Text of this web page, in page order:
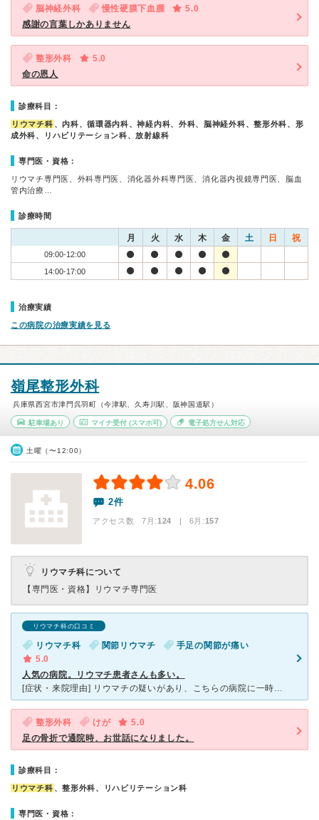
脳神経外科 慢性硬膜下血腫
5.0
感謝の言葉しかありません
整形外科
5.0
命の恩人
診療科目：
リウマチ科 、内科、循環器内科、神経内科、外科、脳神経外科、整形外科、形
成外科、リハビリテーション科、放射線科
専門医・資格：
リウマチ専門医、外科専門医、消化器外科専門医、消化器内視鏡専門医、脳血
管内治療…
診療時間
月 火 水 木 金 土 日 祝
09:00-12:00
14:00-17:00
治療実績
この病院の治療実績を見る
嶺尾整形外科
兵庫県西宮市津門呉羽町（今津駅、久寿川駅、阪神国道駅）
駐車場あり マイナ受付(スマホ可) 電子処方せん対応
土曜（〜12:00）
4.06
2件
アクセス数 7月:124 | 6月:157
リウマチ科について
【専門医・資格】
リウマチ専門医
リウマチ科の口コミ
リウマチ科 関節リウマチ
手足の関節が痛い
5.0
人気の病院。リウマチ患者さんも多い。
[症状・来院理由] リウマチの疑いがあり、こちらの病院に一時期通っていました。 今現在は３ヶ月に一回の診察のため別の病院に通っています。 [医師の診断・治療法] ２年ぐらい足に筋肉痛み
整形外科 けが
5.0
足の骨折で通院時、お世話になりました。
診療科目：
リウマチ科 、整形外科、リハビリテーション科
専門医・資格：